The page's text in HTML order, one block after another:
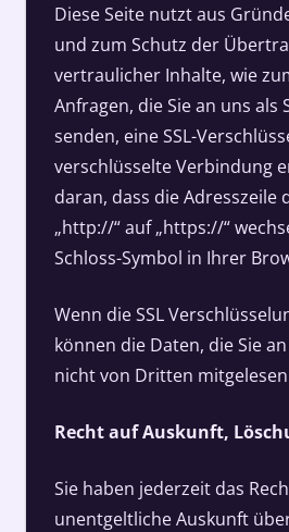
Diese Seite nutzt aus
und zum Schutz der
vertraulicher Inhalte, wie
Anfragen, die Sie an uns als
senden, eine SSL-
verschlüsselte Verbindung
daran, dass die Adresszeile
„http://“ auf „https://“
Schloss-Symbol in Ihrer
Wenn die SSL
können die Daten, die Sie
nicht von Dritten
Recht auf Auskunft,
Sie haben jederzeit das
unentgeltliche Auskunft